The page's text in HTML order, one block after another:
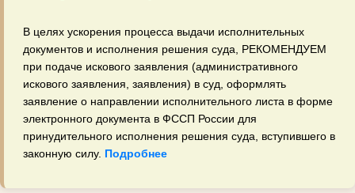
В целях ускорения процесса выдачи исполнительных
документов и исполнения решения суда, РЕКОМЕНДУЕМ
при подаче искового заявления (административного
искового заявления, заявления) в суд, оформлять
заявление о направлении исполнительного листа в форме
электронного документа в ФССП России для
принудительного исполнения решения суда, вступившего в
законную силу. Подробнее